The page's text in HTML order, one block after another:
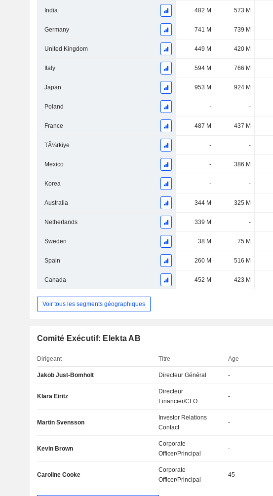
India 482 M 573 M
Germany 741 M 739 M
United Kingdom 449 M 420 M
Italy 594 M 766 M
Japan 953 M 924 M
Poland - -
France 487 M 437 M
TÃ¼rkiye - -
Mexico - 386 M
Korea - -
Australia 344 M 325 M
Netherlands 339 M -
Sweden 38 M 75 M
Spain 260 M 516 M
Canada 452 M 423 M
Voir tous les segments géographiques
Comité Exécutif: Elekta AB
Dirigeant Titre Age
Jakob Just-Bomholt Directeur Général -
Klara Eiritz
Directeur
Financier/CFO
-
Martin Svensson
Investor Relations
Contact
-
Kevin Brown
Corporate
Officer/Principal
-
Caroline Cooke
Corporate
Officer/Principal
45